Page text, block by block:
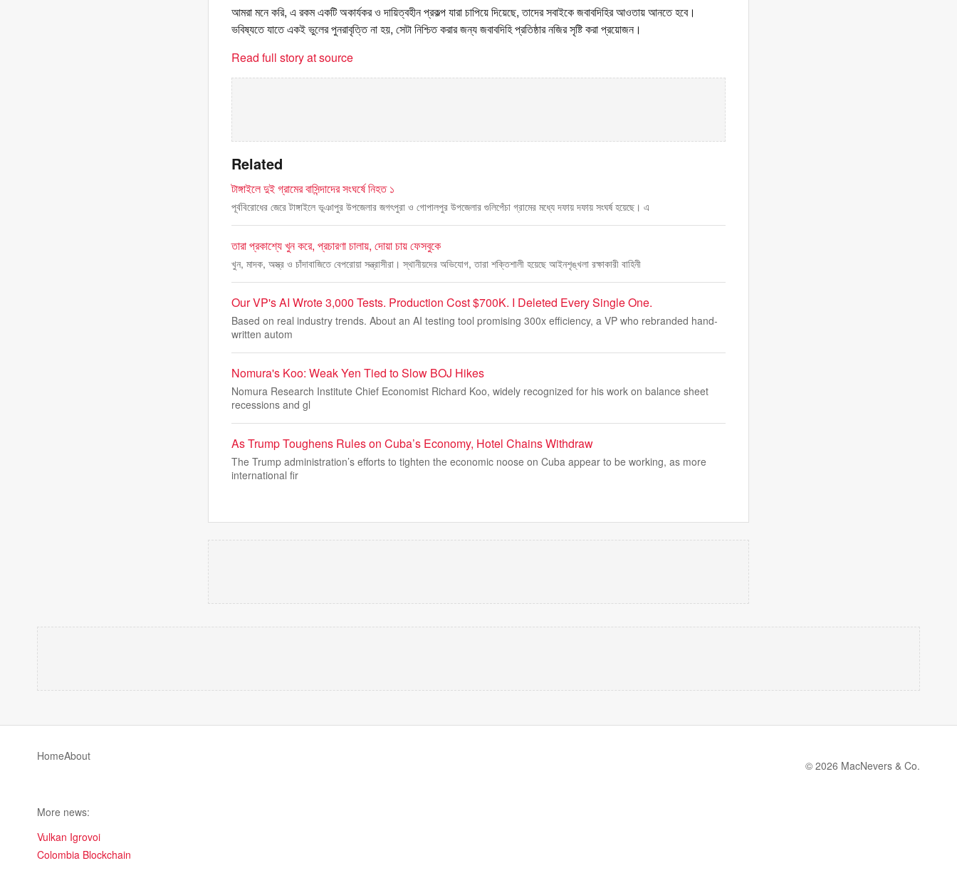
আমরা মনে করি, এ রকম একটি অকার্যকর ও দায়িত্বহীন প্রকল্প যারা চাপিয়ে দিয়েছে, তাদের সবাইকে জবাবদিহির আওতায় আনতে হবে।
ভবিষ্যতে যাতে একই ভুলের পুনরাবৃত্তি না হয়, সেটা নিশ্চিত করার জন্য জবাবদিহি প্রতিষ্ঠার নজির সৃষ্টি করা প্রয়োজন।
Read full story at source
Related
টাঙ্গাইলে দুই গ্রামের বাসিন্দাদের সংঘর্ষে নিহত ১
পূর্ববিরোধের জেরে টাঙ্গাইলে ভূঞাপুর উপজেলার জগৎপুরা ও গোপালপুর উপজেলার গুলিপেঁচা গ্রামের মধ্যে দফায় দফায় সংঘর্ষ হয়েছে। এ
তারা প্রকাশ্যে খুন করে, প্রচারণা চালায়, দোয়া চায় ফেসবুকে
খুন, মাদক, অস্ত্র ও চাঁদাবাজিতে বেপরোয়া সন্ত্রাসীরা। স্থানীয়দের অভিযোগ, তারা শক্তিশালী হয়েছে আইনশৃঙ্খলা রক্ষাকারী বাহিনী
Our VP's AI Wrote 3,000 Tests. Production Cost $700K. I Deleted Every Single One.
Based on real industry trends. About an AI testing tool promising 300x efficiency, a VP who rebranded hand-
written autom
Nomura's Koo: Weak Yen Tied to Slow BOJ Hikes
Nomura Research Institute Chief Economist Richard Koo, widely recognized for his work on balance sheet
recessions and gl
As Trump Toughens Rules on Cuba’s Economy, Hotel Chains Withdraw
The Trump administration’s efforts to tighten the economic noose on Cuba appear to be working, as more
international fir
HomeAbout
© 2026 MacNevers & Co.
More news:
Vulkan Igrovoi
Colombia Blockchain